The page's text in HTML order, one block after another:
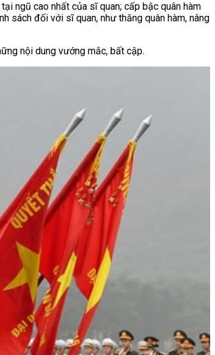
ngũ cao nhất của sĩ quan; cấp bậc quân hàm
sách đối với sĩ quan, như thăng quân hàm, nâng
nội dung vướng mắc, bất cập.